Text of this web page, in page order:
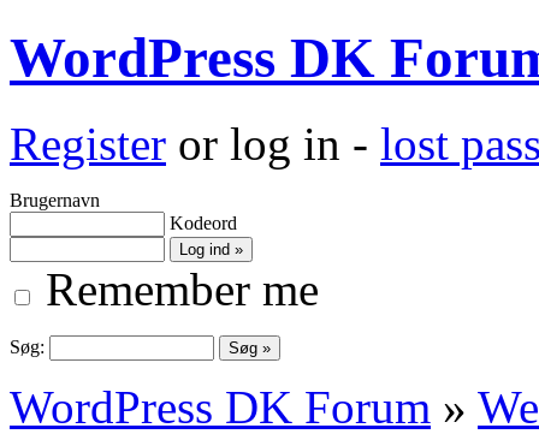
WordPress DK
Register or log in - lost
Brugernavn
Kodeord
Remember me
Søg:
WordPress DK Forum »